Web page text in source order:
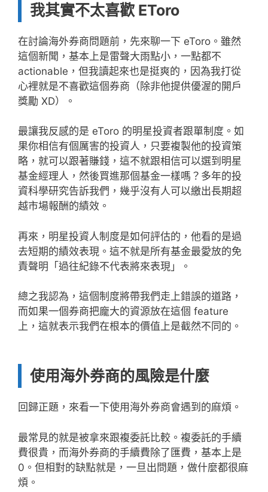
我其實不太喜歡 EToro
在討論海外券商問題前，先來聊一下 eToro。雖然
這個新聞，基本上是雷聲大雨點小，一點都不
actionable，但我讀起來也是挺爽的，因為我打從
心裡就是不喜歡這個券商（除非他提供優渥的開戶
獎勵 XD）。
最讓我反感的是 eToro 的明星投資者跟單制度。如
果你相信有個厲害的投資人，只要複製他的投資策
略，就可以跟著賺錢，這不就跟相信可以選到明星
基金經理人，然後買進那個基金一樣嗎？多年的投
資科學研究告訴我們，幾乎沒有人可以繳出長期超
越市場報酬的績效。
再來，明星投資人制度是如何評估的，他看的是過
去短期的績效表現。這不就是所有基金最愛放的免
責聲明「過往紀錄不代表將來表現」。
總之我認為，這個制度將帶我們走上錯誤的道路，
而如果一個券商把龐大的資源放在這個 feature
上，這就表示我們在根本的價值上是截然不同的。
使用海外券商的風險是什麼
回歸正題，來看一下使用海外券商會遇到的麻煩。
最常見的就是被拿來跟複委託比較。複委託的手續
費很貴，而海外券商的手續費除了匯費，基本上是
0。但相對的缺點就是，一旦出問題，做什麼都很麻
煩。